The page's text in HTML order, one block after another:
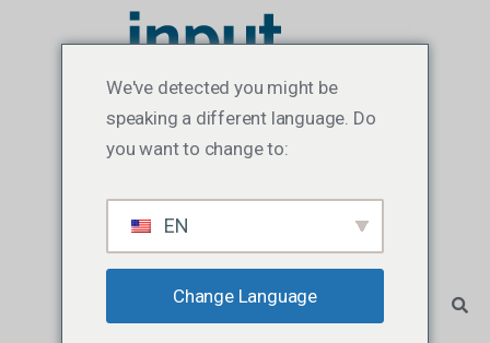
We've detected you might be
speaking a different language. Do
you want to change to:
EN
Change Language